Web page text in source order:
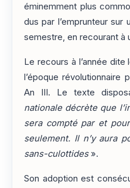
éminemment plus
dus par l’emprunteur sur
semestre, en recourant à
Le recours à l’année
l’époque révolutionnaire
An III. Le texte
nationale décrète que
sera compté par et
seulement. Il n’y aura
sans-culottides».
Son adoption est